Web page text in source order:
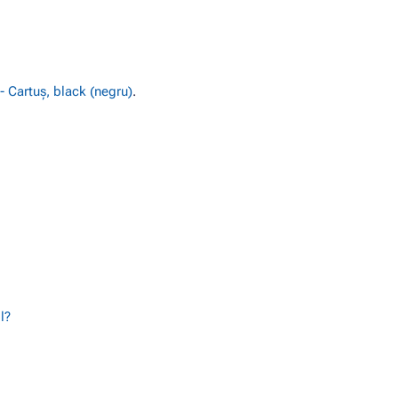
Cartuș, black (negru).